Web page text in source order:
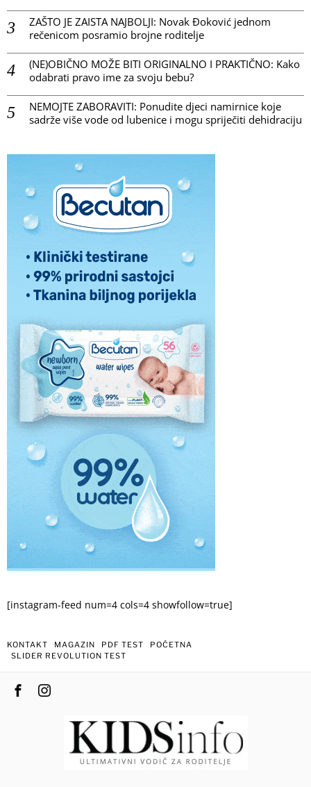
ZAŠTO JE ZAISTA NAJBOLJI: Novak Đoković jednom
rečenicom posramio brojne roditelje
(NE)OBIČNO MOŽE BITI ORIGINALNO I PRAKTIČNO: Kako
odabrati pravo ime za svoju bebu?
NEMOJTE ZABORAVITI: Ponudite djeci namirnice koje
sadrže više vode od lubenice i mogu spriječiti dehidraciju
[instagram-feed num=4 cols=4 showfollow=true]
KONTAKT MAGAZIN PDF TEST
POČETNA
SLIDER REVOLUTION TEST